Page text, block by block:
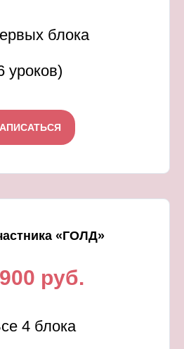
блока
уроков)
«ГОЛД»
руб.
4 блока